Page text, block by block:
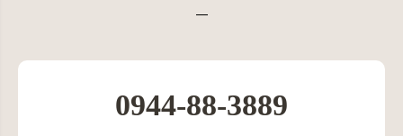
0944-88-3889